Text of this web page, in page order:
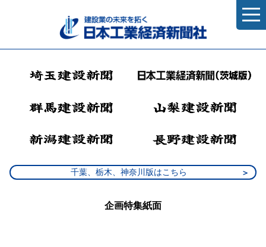
千葉、栃木、神奈川版はこちら
企画特集紙面